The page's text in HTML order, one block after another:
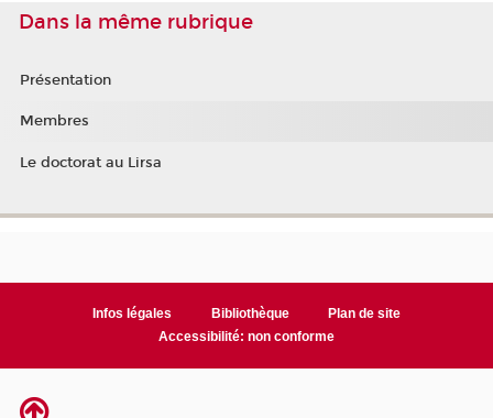
Dans la même rubrique
Présentation
Membres
Le doctorat au Lirsa
Infos légales Bibliothèque
Plan de site
Accessibilité: non conforme